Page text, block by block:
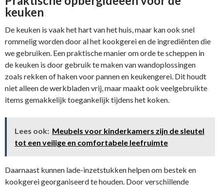
keuken
De keuken is vaak het hart van het huis, maar kan ook snel
rommelig worden door al het kookgerei en de ingrediënten die
we gebruiken. Een praktische manier om orde te scheppen in
de keuken is door gebruik te maken van wandoplossingen
zoals rekken of haken voor pannen en keukengerei. Dit houdt
niet alleen de werkbladen vrij, maar maakt ook veelgebruikte
items gemakkelijk toegankelijk tijdens het koken.
Lees ook: Meubels voor kinderkamers zijn de sleutel
tot een veilige en comfortabele leefruimte
Daarnaast kunnen lade-inzetstukken helpen om bestek en
kookgerei georganiseerd te houden. Door verschillende